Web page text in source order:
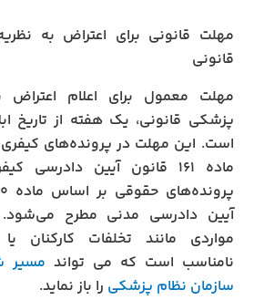
مهلت قانونی برای اعتراض به
قانونی
مهلت معمول برای اعلام اعتراض
پزشکی قانونی، یک هفته از تاریخ
است. این مهلت در پرونده‌های
ماده ۱۶۱ قانون آیین دادرسی
آیین دادرسی مدنی مطرح
مواردی مانند تخلفات کارکنان یا
نامناسب است که می تواند مسیر
سازمان نظام پزشکی را باز نماید.